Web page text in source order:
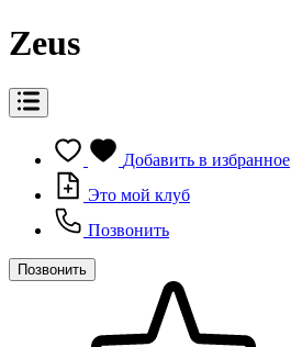
Zeus
Добавить в избранное
Это мой клуб
Позвонить
Позвонить